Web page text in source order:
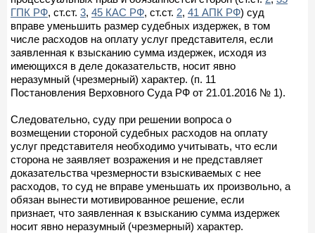
ГПК РФ, ст.ст. 3, 45 КАС РФ, ст.ст. 2, 41 АПК РФ) суд
вправе уменьшить размер судебных издержек, в том
числе расходов на оплату услуг представителя, если
заявленная к взысканию сумма издержек, исходя из
имеющихся в деле доказательств, носит явно
неразумный (чрезмерный) характер. (п. 11
Постановления Верховного Суда РФ от 21.01.2016 № 1).
Следовательно, суду при решении вопроса о
возмещении стороной судебных расходов на оплату
услуг представителя необходимо учитывать, что если
сторона не заявляет возражения и не представляет
доказательства чрезмерности взыскиваемых с нее
расходов, то суд не вправе уменьшать их произвольно, а
обязан вынести мотивированное решение, если
признает, что заявленная к взысканию сумма издержек
носит явно неразумный (чрезмерный) характер.